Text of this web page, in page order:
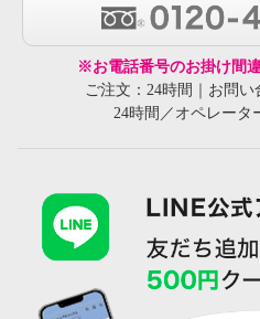
※お電話番号のお掛け間
ご注文：24時間｜お問
24時間／オペレータ